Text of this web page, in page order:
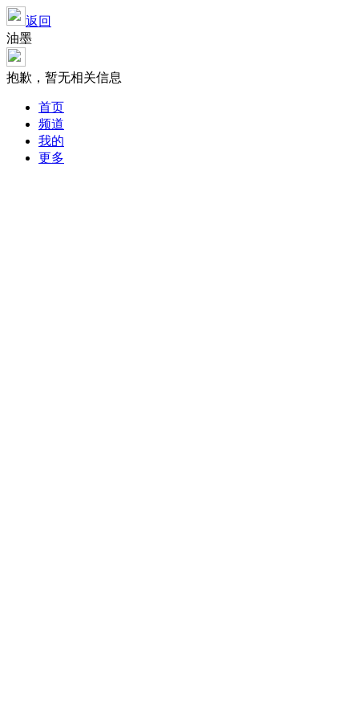
返回
油墨
抱歉，暂无相关信息
首页
频道
我的
更多